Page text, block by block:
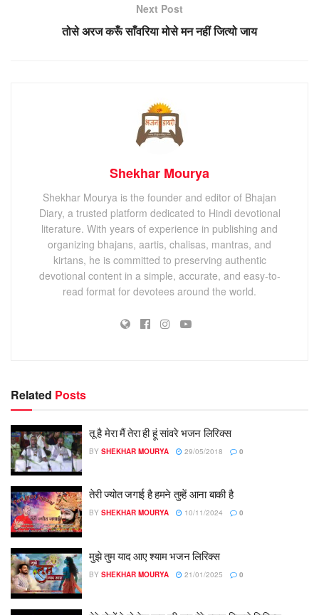
Next Post
तोसे अरज करूँ साँवरिया मोसे मन नहीं जित्यो जाय
Shekhar Mourya
Shekhar Mourya is the founder and editor of Bhajan
Diary, a trusted platform dedicated to Hindi devotional
literature. With years of experience in publishing and
organizing bhajans, aartis, chalisas, mantras, and
kirtans, he is committed to preserving authentic
devotional content in a simple, accurate, and easy-to-
read format for devotees around the world.
Related Posts
तू है मेरा मैं तेरा ही हूं सांवरे भजन लिरिक्स
BY SHEKHAR MOURYA 29/05/2018 0
तेरी ज्योत जगाई है हमने तुम्हें आना बाकी है
BY SHEKHAR MOURYA 10/11/2024 0
मुझे तुम याद आए श्याम भजन लिरिक्स
BY SHEKHAR MOURYA 21/01/2025 0